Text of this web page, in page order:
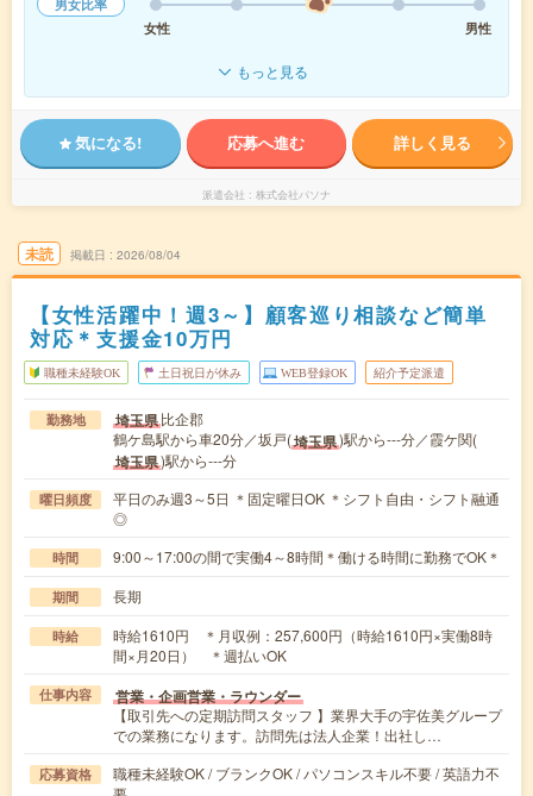
男女比率
女性
男性
もっと見る
気になる! 応募へ進む 詳しく見る
派遣会社 株式会社パソナ
未読 掲載日 2026/08/04
【女性活躍中！週3～】顧客巡り相談など簡単
対応＊支援金10万円
職種未経験OK 土日祝日が休み WEB登録OK 紹介予定派遣
勤務地 埼玉県比企郡
鶴ケ島駅から車20分／坂戸(埼玉県)駅から---分／霞ケ関(
埼玉県)駅から---分
曜日頻度
平日のみ週3～5日 ＊固定曜日OK ＊シフト自由・シフト融通
◎
時間 9:00～17:00の間で実働4～8時間＊働ける時間に勤務でOK＊
期間 長期
時給
時給1610円 ＊月収例：257,600円（時給1610円×実働8時
間×月20日） ＊週払いOK
仕事内容 営業・企画営業・ラウンダー
【取引先への定期訪問スタッフ 】業界大手の宇佐美グループ
での業務になります。訪問先は法人企業！出社し…
応募資格
職種未経験OK / ブランクOK / パソコンスキル不要 / 英語力不